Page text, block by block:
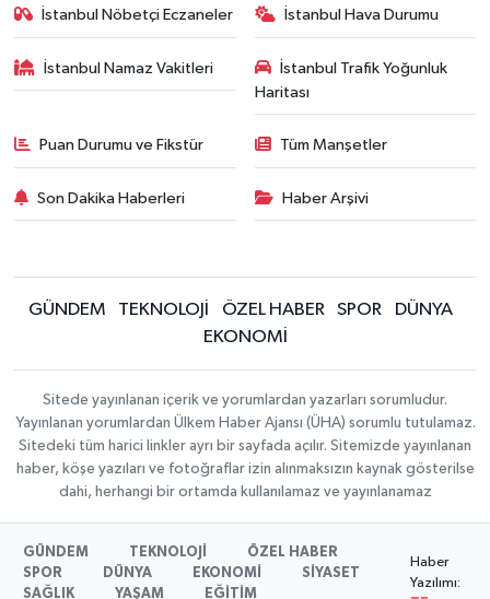
İstanbul Nöbetçi Eczaneler İstanbul Hava Durumu
İstanbul Namaz Vakitleri
İstanbul Trafik Yoğunluk
Haritası
Puan Durumu ve Fikstür Tüm Manşetler
Son Dakika Haberleri Haber Arşivi
GÜNDEM TEKNOLOJİ ÖZEL HABER SPOR
DÜNYA
EKONOMİ
Sitede yayınlanan içerik ve yorumlardan yazarları sorumludur.
Yayınlanan yorumlardan Ülkem Haber Ajansı (ÜHA) sorumlu tutulamaz.
Sitedeki tüm harici linkler ayrı bir sayfada açılır. Sitemizde yayınlanan
haber, köşe yazıları ve fotoğraflar izin alınmaksızın kaynak gösterilse
dahi, herhangi bir ortamda kullanılamaz ve yayınlanamaz
GÜNDEM TEKNOLOJİ
ÖZEL HABER
SPOR
DÜNYA EKONOMİ
SİYASET
SAĞLIK
YAŞAM EĞİTİM
Haber
Yazılımı: